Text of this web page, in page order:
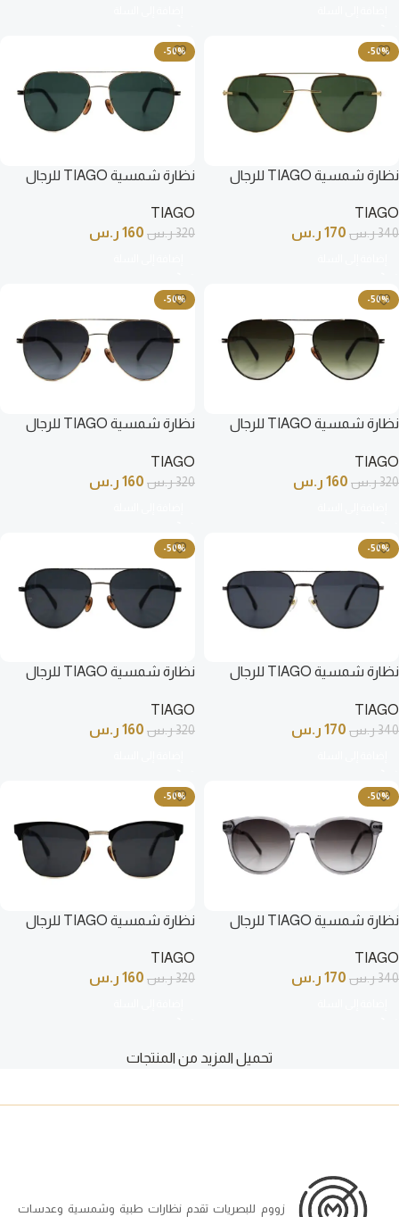
-50%
نظارة شمسية TIAGO للرجال
TIAGO
340ر.س 170 ر.س
-50%
نظارة شمسية TIAGO للرجال
DB1118GS C2
TIAGO
320ر.س 160 ر.س
-50%
نظارة شمسية TIAGO للرجال
DB1118GS C4
TIAGO
320ر.س 160 ر.س
-50%
نظارة شمسية TIAGO للرجال
DB1118GS C3
TIAGO
320ر.س 160 ر.س
-50%
نظارة شمسية TIAGO للرجال
TIAGO
340ر.س 170 ر.س
-50%
نظارة شمسية TIAGO للرجال
DB1118GS C1
TIAGO
320ر.س 160 ر.س
-50%
نظارة شمسية TIAGO للرجال
C3
TIAGO
340ر.س 170 ر.س
-50%
نظارة شمسية TIAGO للرجال
C5
TIAGO
320ر.س 160 ر.س
تحميل المزيد من المنتجات
زووم للبصريات تقدم نظارات طبية وشمسية وعدسات